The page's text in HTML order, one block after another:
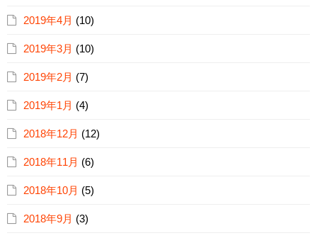
2019年4月 (10)
2019年3月 (10)
2019年2月 (7)
2019年1月 (4)
2018年12月 (12)
2018年11月 (6)
2018年10月 (5)
2018年9月 (3)